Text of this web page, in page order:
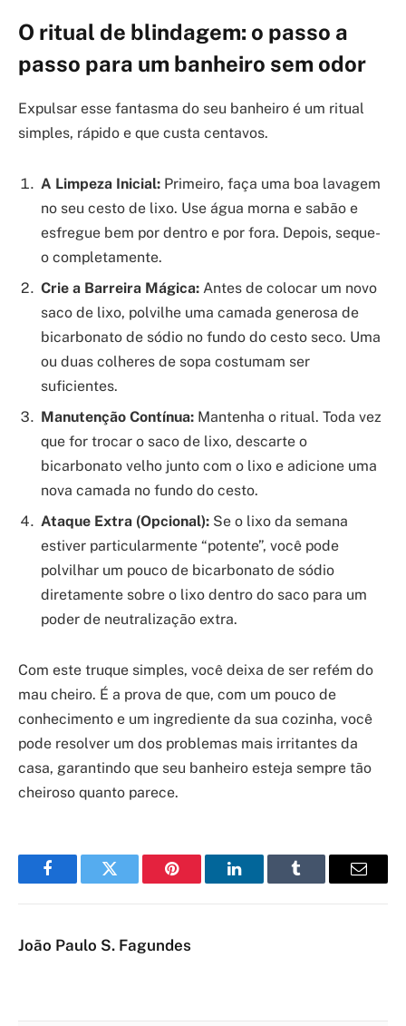
O ritual de blindagem: o passo a
passo para um banheiro sem odor
Expulsar esse fantasma do seu banheiro é um ritual
simples, rápido e que custa centavos.
A Limpeza Inicial: Primeiro, faça uma boa lavagem
no seu cesto de lixo. Use água morna e sabão e
esfregue bem por dentro e por fora. Depois, seque-
o completamente.
Crie a Barreira Mágica: Antes de colocar um novo
saco de lixo, polvilhe uma camada generosa de
bicarbonato de sódio no fundo do cesto seco. Uma
ou duas colheres de sopa costumam ser
suficientes.
Manutenção Contínua: Mantenha o ritual. Toda vez
que for trocar o saco de lixo, descarte o
bicarbonato velho junto com o lixo e adicione uma
nova camada no fundo do cesto.
Ataque Extra (Opcional): Se o lixo da semana
estiver particularmente “potente”, você pode
polvilhar um pouco de bicarbonato de sódio
diretamente sobre o lixo dentro do saco para um
poder de neutralização extra.
Com este truque simples, você deixa de ser refém do
mau cheiro. É a prova de que, com um pouco de
conhecimento e um ingrediente da sua cozinha, você
pode resolver um dos problemas mais irritantes da
casa, garantindo que seu banheiro esteja sempre tão
cheiroso quanto parece.
FacebookTwitter Pinterest LinkedInTumblr Email
João Paulo S. Fagundes